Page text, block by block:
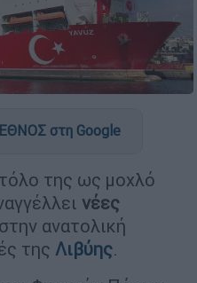
στη Google
της ως μοχλό
νέες
στην ανατολική
της Λιβύης.